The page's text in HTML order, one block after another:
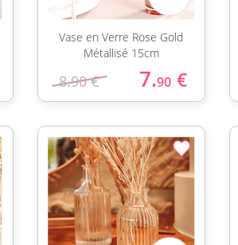
Vase en Verre Rose Gold
Métallisé 15cm
8.90 € 7.90 €